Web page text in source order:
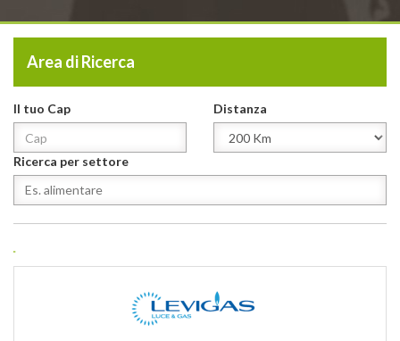
Area di Ricerca
Il tuo Cap Distanza
Ricerca per settore